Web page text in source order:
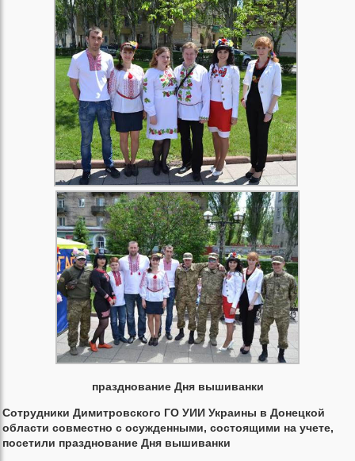
празднование Дня вышиванки
Сотрудники Димитровского ГО УИИ Украины в Донецкой
области совместно с осужденными, состоящими на учете,
посетили празднование Дня вышиванки